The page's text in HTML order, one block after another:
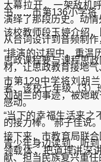
大幕拉开，一架敌机
书……市第136小学将
演绎了那段历史。动
该校教师段玉婷介绍
从台词设计到音频制
“排演的过程中，重温
思政课程要与课程思
材，让思政教育接地气
市第129中学将刘胡
者、该校七年级（3）
刘胡兰的事迹，被她
感动。
“当下的幸福生活来之
的接力棒。”郝子佳说。
接下来，市教育局联
青少年身边读到、听
领载体，把道理讲深
献、担当民族复兴重